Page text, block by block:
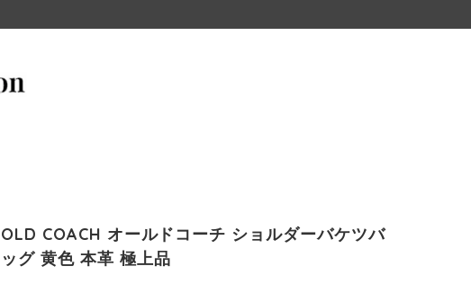
OLD COACH オールドコーチ ショルダーバケツバ
ッグ 黄色 本革 極上品